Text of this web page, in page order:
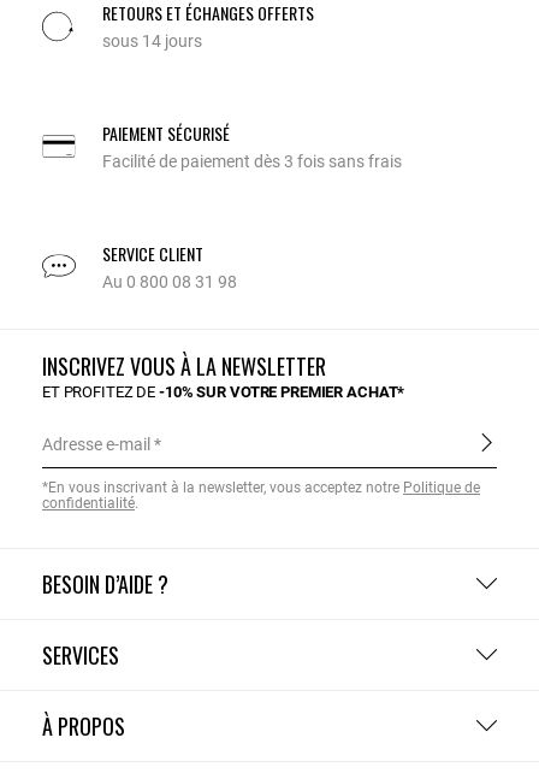
RETOURS ET ÉCHANGES OFFERTS
sous 14 jours
PAIEMENT SÉCURISÉ
Facilité de paiement dès 3 fois sans frais
SERVICE CLIENT
Au 0 800 08 31 98
BESOIN D’AIDE ?
SERVICES
À PROPOS
INSCRIVEZ VOUS À LA NEWSLETTER
ET PROFITEZ DE-10% SUR VOTRE PREMIER ACHAT*
Adresse e-mail
*En vous inscrivant à la newsletter, vous acceptez notre Politique de
confidentialité.